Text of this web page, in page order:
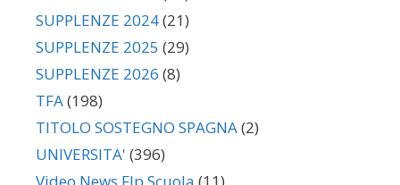
SUPPLENZE 2024(21)
SUPPLENZE 2025 (29)
SUPPLENZE 2026 (8)
TFA(198)
TITOLO SOSTEGNO SPAGNA(2)
UNIVERSITA' (396)
Video News Flp Scuola (11)